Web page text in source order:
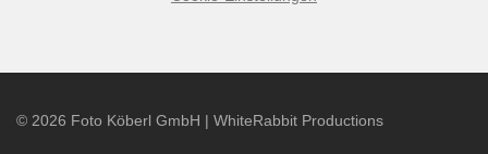
© 2026 Foto Köberl GmbH | WhiteRabbit Productions